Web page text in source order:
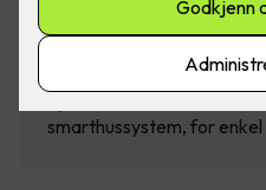
SG Smart -
smarthussystem, for